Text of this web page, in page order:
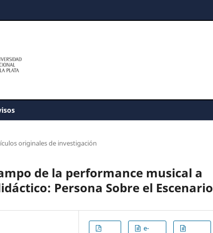
originales de investigación
de la performance musical a
Persona Sobre el Escenario
e-